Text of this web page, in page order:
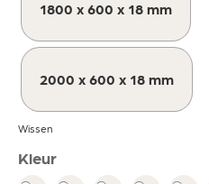
1800 x 600 x 18 mm
2000 x 600 x 18 mm
Wissen
Kleur